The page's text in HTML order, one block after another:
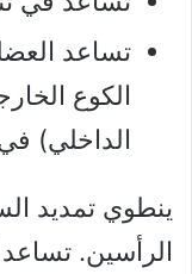
تساعد
الكوع
الداخلي)
ينطوي تمديد
الرأسين.